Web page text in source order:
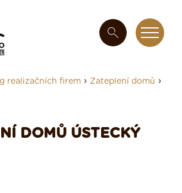
realizačních firem › Zateplení domů ›
DOMŮ ÚSTECKÝ